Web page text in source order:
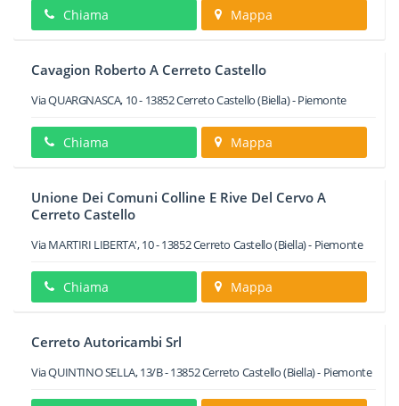
Chiama Mappa
Cavagion Roberto A Cerreto Castello
Via QUARGNASCA, 10- 13852Cerreto Castello(Biella) -Piemonte
Chiama Mappa
Unione Dei Comuni Colline E Rive Del Cervo A
Cerreto Castello
Via MARTIRI LIBERTA', 10-13852Cerreto Castello(Biella) - Piemonte
Chiama Mappa
Cerreto Autoricambi Srl
Via QUINTINO SELLA, 13/B-13852Cerreto Castello(Biella) - Piemonte